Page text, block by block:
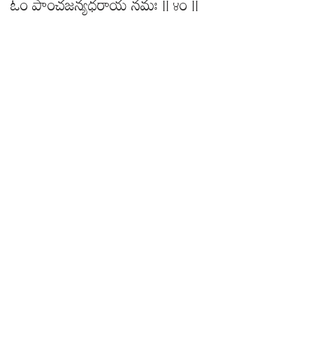
ఓం పాంచజన్యధరాయ నమః || ౪౦ ||